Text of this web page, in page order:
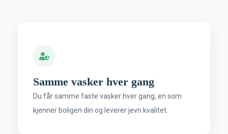
Samme vasker hver gang
Du får samme faste vasker hver gang, en som
kjenner boligen din og leverer jevn kvalitet.